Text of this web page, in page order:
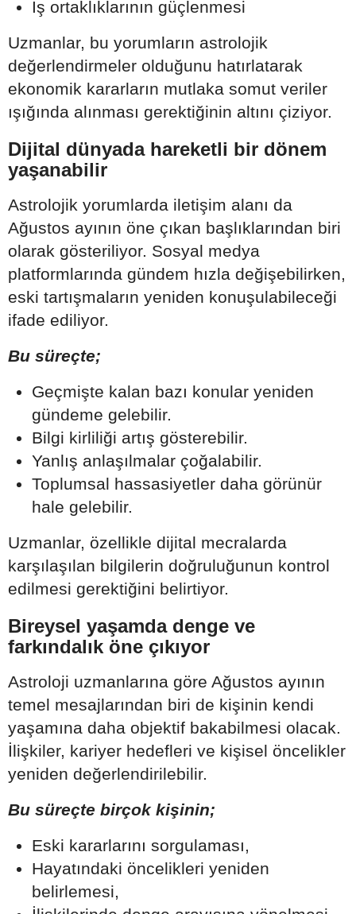
İş ortaklıklarının güçlenmesi
Uzmanlar, bu yorumların astrolojik
değerlendirmeler olduğunu hatırlatarak
ekonomik kararların mutlaka somut veriler
ışığında alınması gerektiğinin altını çiziyor.
Dijital dünyada hareketli bir dönem
yaşanabilir
Astrolojik yorumlarda iletişim alanı da
Ağustos ayının öne çıkan başlıklarından biri
olarak gösteriliyor. Sosyal medya
platformlarında gündem hızla değişebilirken,
eski tartışmaların yeniden konuşulabileceği
ifade ediliyor.
Bu süreçte;
Geçmişte kalan bazı konular yeniden
gündeme gelebilir.
Bilgi kirliliği artış gösterebilir.
Yanlış anlaşılmalar çoğalabilir.
Toplumsal hassasiyetler daha görünür
hale gelebilir.
Uzmanlar, özellikle dijital mecralarda
karşılaşılan bilgilerin doğruluğunun kontrol
edilmesi gerektiğini belirtiyor.
Bireysel yaşamda denge ve
farkındalık öne çıkıyor
Astroloji uzmanlarına göre Ağustos ayının
temel mesajlarından biri de kişinin kendi
yaşamına daha objektif bakabilmesi olacak.
İlişkiler, kariyer hedefleri ve kişisel öncelikler
yeniden değerlendirilebilir.
Bu süreçte birçok kişinin;
Eski kararlarını sorgulaması,
Hayatındaki öncelikleri yeniden
belirlemesi,